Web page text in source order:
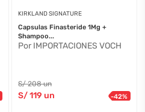
KIRKLAND SIGNATURE
Capsulas Finasteride 1Mg +
Shampoo...
Por IMPORTACIONES VOCH
S/208 un
S/119 un -42%